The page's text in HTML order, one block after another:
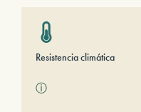
Resistencia climática
ⓘ